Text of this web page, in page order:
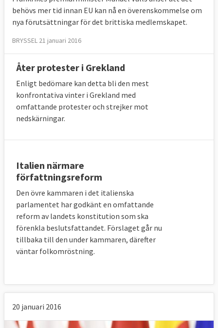
behövs mer tid innan EU kan nå en överenskommelse om
nya förutsättningar för det brittiska medlemskapet.
BRYSSEL 21 januari 2016
Åter protester i Grekland
Enligt bedömare kan detta bli den mest
konfrontativa vinter i Grekland med
omfattande protester och strejker mot
nedskärningar.
Italien närmare
författningsreform
Den övre kammaren i det italienska
parlamentet har godkänt en omfattande
reform av landets konstitution som ska
förenkla beslutsfattandet. Förslaget går nu
tillbaka till den under kammaren, därefter
väntar folkomröstning.
20 januari 2016